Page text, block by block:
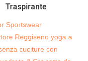
Traspirante